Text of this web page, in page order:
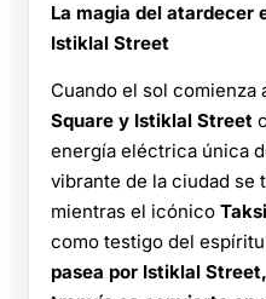
La magia del atardecer
Istiklal Street
Cuando el sol comienza
Square y Istiklal Street
energía eléctrica única
vibrante de la ciudad se
mientras el icónico
como testigo del
pasea por Istiklal